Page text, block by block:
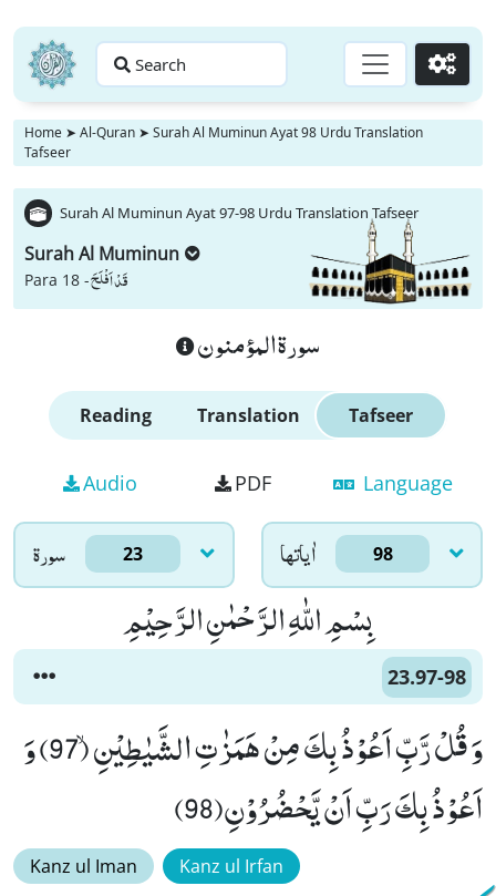
Search Go
Home ➤ Al-Quran ➤ Surah Al Muminun Ayat 98 Urdu Translation
Tafseer
Surah Al Muminun Ayat 97-98 Urdu Translation Tafseer
Surah Al Muminun
Para 18 -قَدْ اَفْلَحَ
سورة المؤمنون
Reading Translation Tafseer
Audio PDF Language
سورۃ 23 اٰياتها 98
بِسْمِ اللّٰهِ الرَّحْمٰنِ الرَّحِیْمِ
23.97-98
وَ قُلْ رَّبِّ اَعُوْذُ بِكَ مِنْ هَمَزٰتِ الشَّیٰطِیْنِۙ (97) وَ
اَعُوْذُ بِكَ رَبِّ اَنْ یَّحْضُرُوْنِ(98)
Kanz ul Iman Kanz ul Irfan